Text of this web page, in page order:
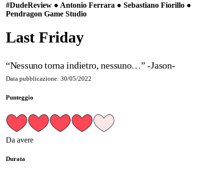
#DudeReview ● Antonio Ferrara ● Sebastiano Fiorillo ●
Pendragon Game Studio
Last Friday
“Nessuno torna indietro, nessuno…” -Jason-
Data pubblicazione: 30/05/2022
Punteggio
Da avere
Durata